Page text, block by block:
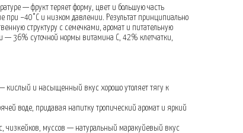
— фрукт теряет форму, цвет и большую часть
−40°C и низком давлении. Результат принципиально
структуру с семечками, аромат и питательную
— 36% суточной нормы витамина C, 42% клетчатки,
— кислый и насыщенный вкус хорошо утоляет тягу к
воде, придавая напитку тропический аромат и яркий
чизкейков, муссов — натуральный маракуйевый вкус